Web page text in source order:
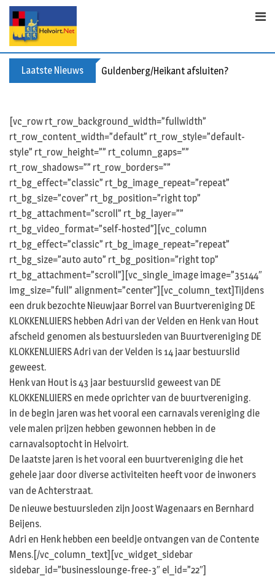
p
Laatste Nieuws Guldenberg/Heikant afsluiten?
[vc_row rt_row_background_width=”fullwidth”
rt_row_content_width=”default” rt_row_style=”default-
style” rt_row_height=”” rt_column_gaps=””
rt_row_shadows=”” rt_row_borders=””
rt_bg_effect=”classic” rt_bg_image_repeat=”repeat”
rt_bg_size=”cover” rt_bg_position=”right top”
rt_bg_attachment=”scroll” rt_bg_layer=””
rt_bg_video_format=”self-hosted”][vc_column
rt_bg_effect=”classic” rt_bg_image_repeat=”repeat”
rt_bg_size=”auto auto” rt_bg_position=”right top”
rt_bg_attachment=”scroll”][vc_single_image image=”35144″
img_size=”full” alignment=”center”][vc_column_text]Tijdens
een druk bezochte Nieuwjaar Borrel van Buurtvereniging DE
KLOKKENLUIERS hebben Adri van der Velden en Henk van Hout
afscheid genomen als bestuursleden van Buurtvereniging DE
KLOKKENLUIERS Adri van der Velden is 14 jaar bestuurslid
geweest.
Henk van Hout is 43 jaar bestuurslid geweest van DE
KLOKKENLUIERS en mede oprichter van de buurtvereniging.
in de begin jaren was het vooral een carnavals vereniging die
vele malen prijzen hebben gewonnen hebben in de
carnavalsoptocht in Helvoirt.
De laatste jaren is het vooral een buurtvereniging die het
gehele jaar door diverse activiteiten heeft voor de inwoners
van de Achterstraat.
De nieuwe bestuursleden zijn Joost Wagenaars en Bernhard
Beijens.
Adri en Henk hebben een beeldje ontvangen van de Contente
Mens.[/vc_column_text][vc_widget_sidebar
sidebar_id=”businesslounge-free-3″ el_id=”22″]